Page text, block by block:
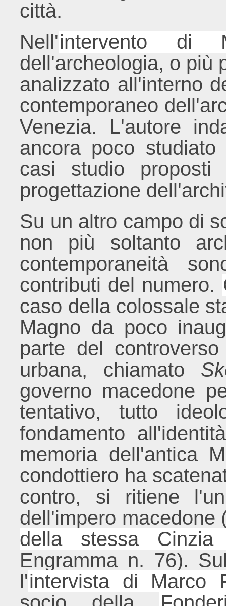
città.
Nell'intervento di
dell'archeologia, o più
analizzato all'interno
contemporaneo
Venezia. L'autore
ancora poco
casi studio
progettazione
Su un altro campo di
non più soltanto
contemporaneità
contributi del numero.
caso della colossale
Magno da poco
parte del
urbana, chiamato
governo macedone
tentativo, tutto
fondamento
memoria dell'antica
condottiero ha
contro, si ritiene
dell'impero
della stessa
Engramma n. 76).
l'intervista di Marco